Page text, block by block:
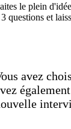
le plein
questions et
avez